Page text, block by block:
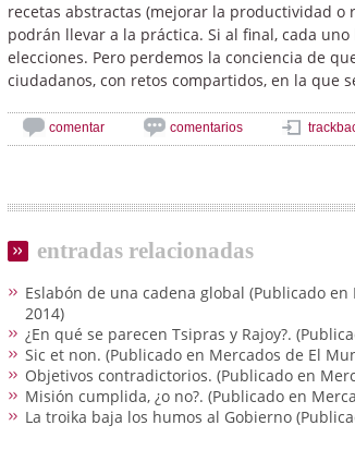
recetas abstractas (mejorar la productividad
podrán llevar a la práctica. Si al final, cada
elecciones. Pero perdemos la conciencia de
ciudadanos, con retos compartidos, en la que
comentar comentarios
entradas relacionadas
Eslabón de una cadena global (Publicado
2014)
¿En qué se parecen Tsipras y Rajoy?.
Sic et non. (Publicado en Mercados de El
Objetivos contradictorios. (Publicado en
Misión cumplida, ¿o no?. (Publicado en
La troika baja los humos al Gobierno